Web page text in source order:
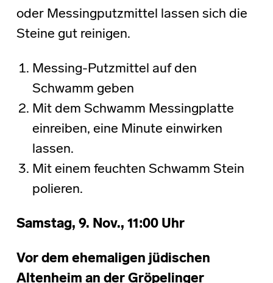
oder Messingputzmittel lassen sich die
Steine gut reinigen.
Messing-Putzmittel auf den
Schwamm geben
Mit dem Schwamm Messingplatte
einreiben, eine Minute einwirken
lassen.
Mit einem feuchten Schwamm Stein
polieren.
Samstag, 9. Nov., 11:00 Uhr
Vor dem ehemaligen jüdischen
Altenheim an der Gröpelinger